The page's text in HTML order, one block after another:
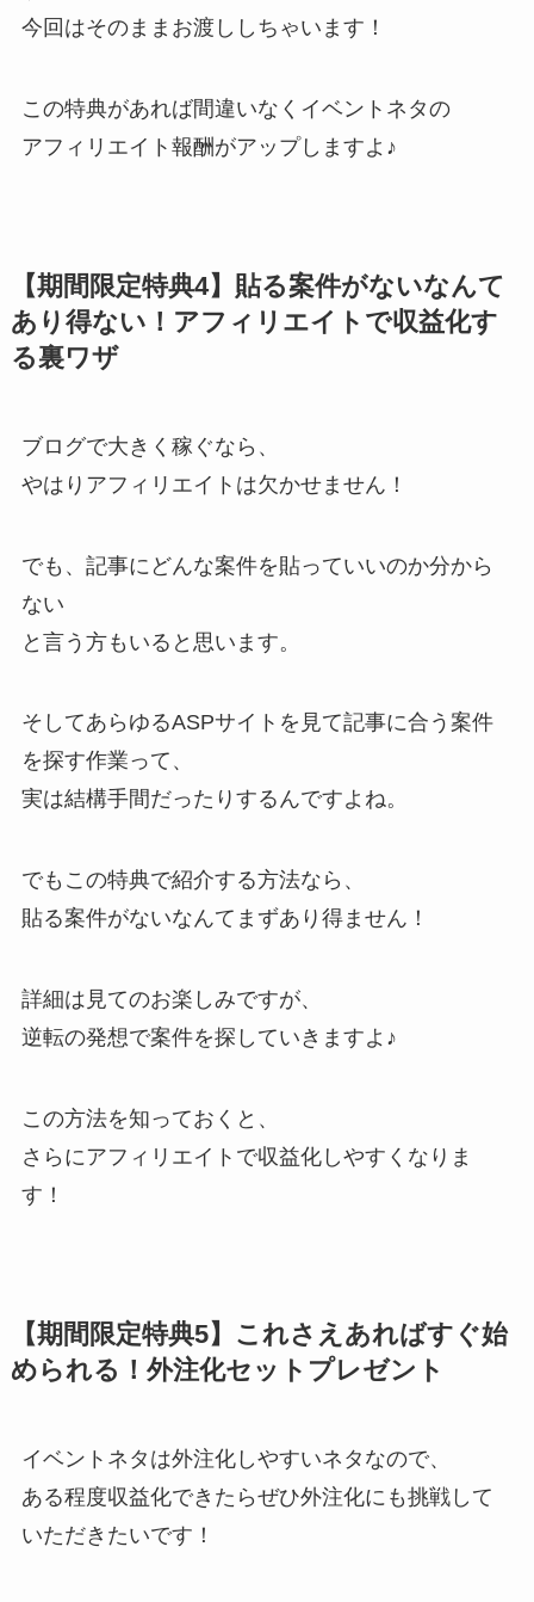
今回はそのままお渡ししちゃいます！
この特典があれば間違いなくイベントネタの
アフィリエイト報酬がアップしますよ♪
【期間限定特典4】貼る案件がないなんて
あり得ない！アフィリエイトで収益化す
る裏ワザ
ブログで大きく稼ぐなら、
やはりアフィリエイトは欠かせません！
でも、記事にどんな案件を貼っていいのか分から
ない
と言う方もいると思います。
そしてあらゆるASPサイトを見て記事に合う案件
を探す作業って、
実は結構手間だったりするんですよね。
でもこの特典で紹介する方法なら、
貼る案件がないなんてまずあり得ません！
詳細は見てのお楽しみですが、
逆転の発想で案件を探していきますよ♪
この方法を知っておくと、
さらにアフィリエイトで収益化しやすくなりま
す！
【期間限定特典5】これさえあればすぐ始
められる！外注化セットプレゼント
イベントネタは外注化しやすいネタなので、
ある程度収益化できたらぜひ外注化にも挑戦して
いただきたいです！